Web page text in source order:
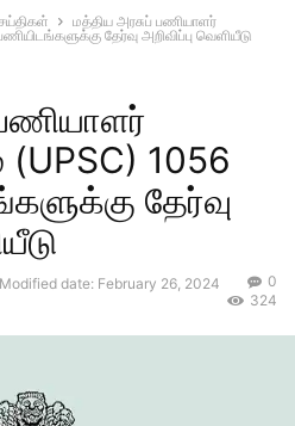
மத்திய அரசுப் பணியாளர்
தேர்வு அறிவிப்பு வெளியீடு
1056
தேர்வு
Modified date: February 26, 2024
0
324